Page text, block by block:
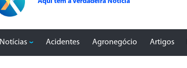
Notícias Acidentes Agronegócio Artigos